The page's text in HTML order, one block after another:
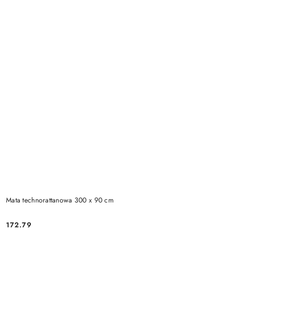
Mata technorattanowa 300 x 90 cm
Cena:
172.79